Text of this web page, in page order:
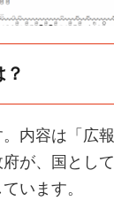
内容は「広
が、国とし
います。